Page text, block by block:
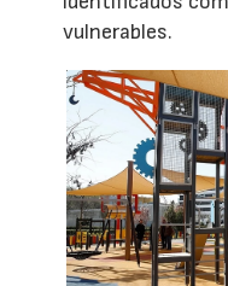
vulnerables.